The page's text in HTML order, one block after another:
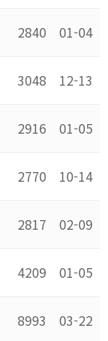
2840 01-04
3048 12-13
2916 01-05
2770 10-14
2817 02-09
4209 01-05
8993 03-22